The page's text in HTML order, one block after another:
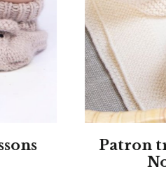
Modele tricot PDF
Chaussons